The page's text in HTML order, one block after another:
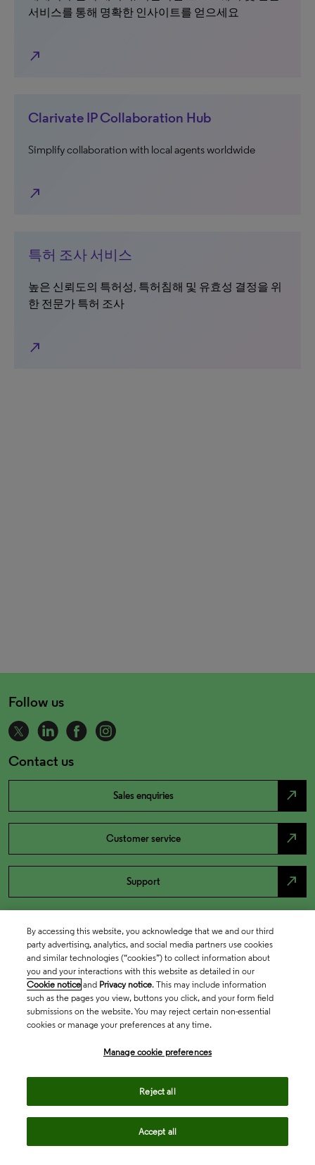
서비스를 통해 명확한 인사이트를 얻으세요
north_east
Clarivate IP Collaboration Hub
Simplify collaboration with local agents worldwide
north_east
특허 조사 서비스
높은 신뢰도의 특허성, 특허침해 및 유효성 결정을 위
한 전문가 특허 조사
north_east
Follow us
Contact us
Sales enquiries north_east
Customer service north_east
Support north_east
By accessing this website, you acknowledge that we and our third
party advertising, analytics, and social media partners use cookies
and similar technologies (“cookies”) to collect information about
you and your interactions with this website as detailed in our
Cookie notice and Privacy notice. This may include information
such as the pages you view, buttons you click, and your form field
submissions on the website. You may reject certain non-essential
cookies or manage your preferences at any time.
Manage cookie preferences
Reject all
Accept all